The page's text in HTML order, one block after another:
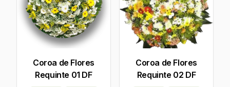
Coroa de Flores
Requinte 01 DF
Coroa de Flores
Requinte 02 DF